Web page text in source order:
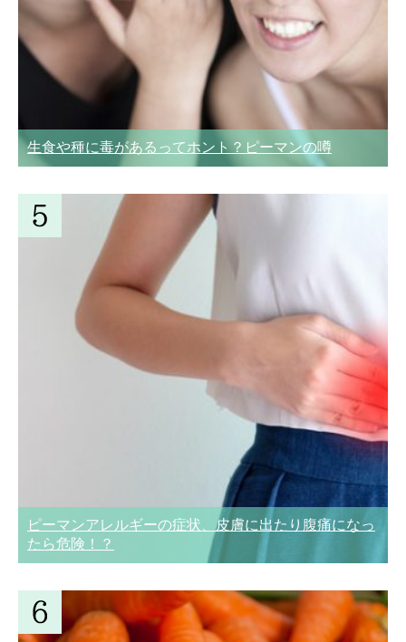
生食や種に毒があるってホント？ピーマンの噂
ピーマンアレルギーの症状、皮膚に出たり腹痛になっ
たら危険！？